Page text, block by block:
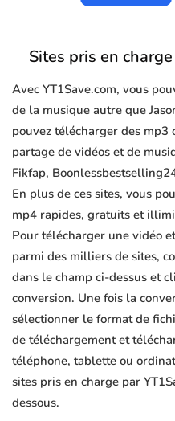
Sites pris en
Avec YT1Save.com, vous
de la musique autre que
pouvez télécharger des
partage de vidéos et de
Fikfap,
En plus de ces sites, vous
mp4 rapides, gratuits et
Pour télécharger une vidéo
parmi des milliers de sites,
dans le champ ci-dessus et
conversion. Une fois la
sélectionner le format de
de téléchargement et
téléphone, tablette ou
sites pris en charge par
dessous.